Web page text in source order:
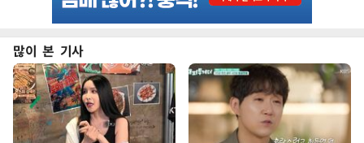
많이 본 기사